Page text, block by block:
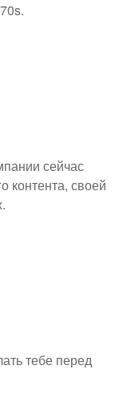
сейчас
контента, своей
тебе перед